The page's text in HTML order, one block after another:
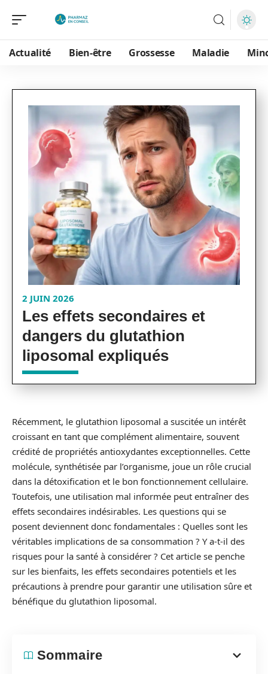
Actualité Bien-être Grossesse Maladie
2 JUIN 2026
Les effets secondaires et
dangers du glutathion
liposomal expliqués
Récemment, le glutathion liposomal a suscitée un intérêt
croissant en tant que complément alimentaire, souvent
crédité de propriétés antioxydantes exceptionnelles. Cette
molécule, synthétisée par l’organisme, joue un rôle crucial
dans la détoxification et le bon fonctionnement cellulaire.
Toutefois, une utilisation mal informée peut entraîner des
effets secondaires indésirables. Les questions qui se
posent deviennent donc fondamentales : Quelles sont les
véritables implications de sa consommation ? Y a-t-il des
risques pour la santé à considérer ? Cet article se penche
sur les bienfaits, les effets secondaires potentiels et les
précautions à prendre pour garantir une utilisation sûre et
bénéfique du glutathion liposomal.
Sommaire